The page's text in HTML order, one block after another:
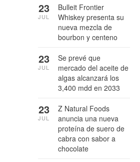
Bulleit Frontier
Whiskey presenta su
nueva mezcla de
bourbon y centeno
23
JUL
Se prevé que
mercado del aceite de
algas alcanzará los
3,400 mdd en 2033
23
JUL
Z Natural Foods
anuncia una nueva
proteína de suero de
cabra con sabor a
chocolate
23
JUL